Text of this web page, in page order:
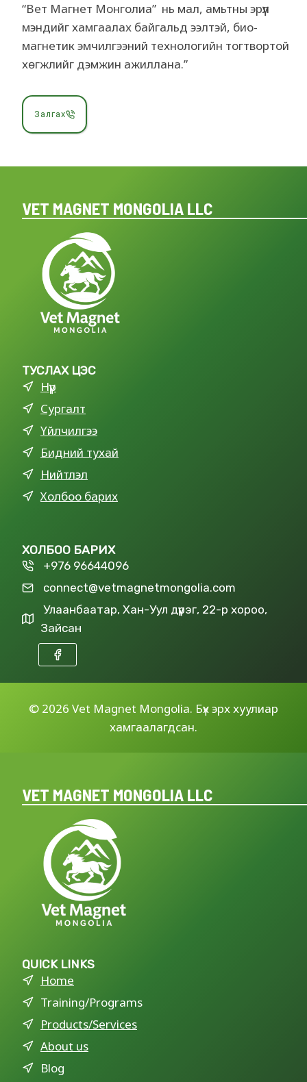
“Вет Магнет Монголиа” нь мал, амьтны эрүүл
мэндийг хамгаалах байгальд ээлтэй, био-
магнетик эмчилгээний технологийн тогтвортой
хөгжлийг дэмжин ажиллана.”
Залгах
VET MAGNET MONGOLIA LLC
ТУСЛАХ ЦЭС
Нүүр
Сургалт
Үйлчилгээ
Бидний тухай
Нийтлэл
Холбоо барих
ХОЛБОО БАРИХ
+976 96644096
connect@vetmagnetmongolia.com
Улаанбаатар, Хан-Уул дүүрэг, 22-р хороо,
Зайсан
© 2026 Vet Magnet Mongolia. Бүх эрх хуулиар
хамгаалагдсан.
VET MAGNET MONGOLIA LLC
QUICK LINKS
Home
Training/Programs
Products/Services
About us
Blog